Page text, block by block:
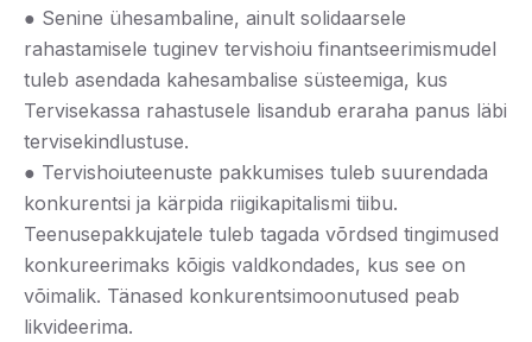
● Senine ühesambaline, ainult solidaarsele
rahastamisele tuginev tervishoiu finantseerimismudel
tuleb asendada kahesambalise süsteemiga, kus
Tervisekassa rahastusele lisandub eraraha panus läbi
tervisekindlustuse.
● Tervishoiuteenuste pakkumises tuleb suurendada
konkurentsi ja kärpida riigikapitalismi tiibu.
Teenusepakkujatele tuleb tagada võrdsed tingimused
konkureerimaks kõigis valdkondades, kus see on
võimalik. Tänased konkurentsimoonutused peab
likvideerima.